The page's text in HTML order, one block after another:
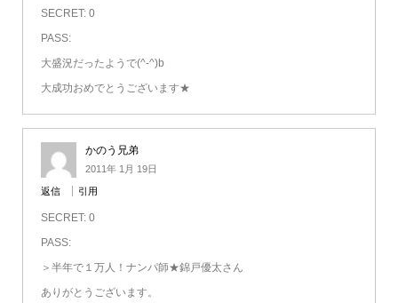
SECRET: 0
PASS:
大盛況だったようで(^-^)b
大成功おめでとうございます★
かのう兄弟
2011年 1月 19日
返信 引用
SECRET: 0
PASS:
＞半年で１万人！ナンパ師★錦戸優太さん
ありがとうございます。